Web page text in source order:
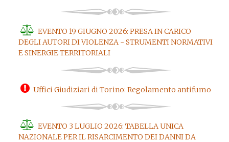
EVENTO 19 GIUGNO 2026: PRESA IN CARICO
DEGLI AUTORI DI VIOLENZA - STRUMENTI NORMATIVI
E SINERGIE TERRITORIALI
Uffici Giudiziari di Torino: Regolamento antifumo
EVENTO 3 LUGLIO 2026: TABELLA UNICA
NAZIONALE PER IL RISARCIMENTO DEI DANNI DA